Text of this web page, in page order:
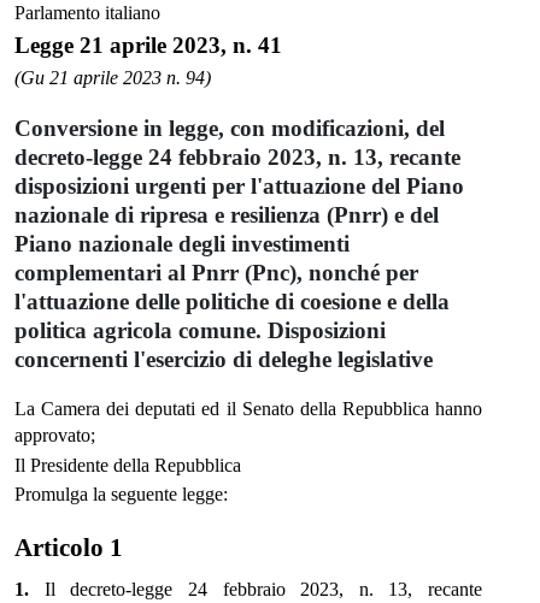
Parlamento italiano
Legge 21 aprile 2023, n. 41
(Gu 21 aprile 2023 n. 94)
Conversione in legge, con modificazioni, del
decreto-legge 24 febbraio 2023, n. 13, recante
disposizioni urgenti per l'attuazione del Piano
nazionale di ripresa e resilienza (Pnrr) e del
Piano nazionale degli investimenti
complementari al Pnrr (Pnc), nonché per
l'attuazione delle politiche di coesione e della
politica agricola comune. Disposizioni
concernenti l'esercizio di deleghe legislative
La Camera dei deputati ed il Senato della Repubblica hanno
approvato;
Il Presidente della Repubblica
Promulga la seguente legge:
Articolo 1
1. Il decreto-legge 24 febbraio 2023, n. 13, recante